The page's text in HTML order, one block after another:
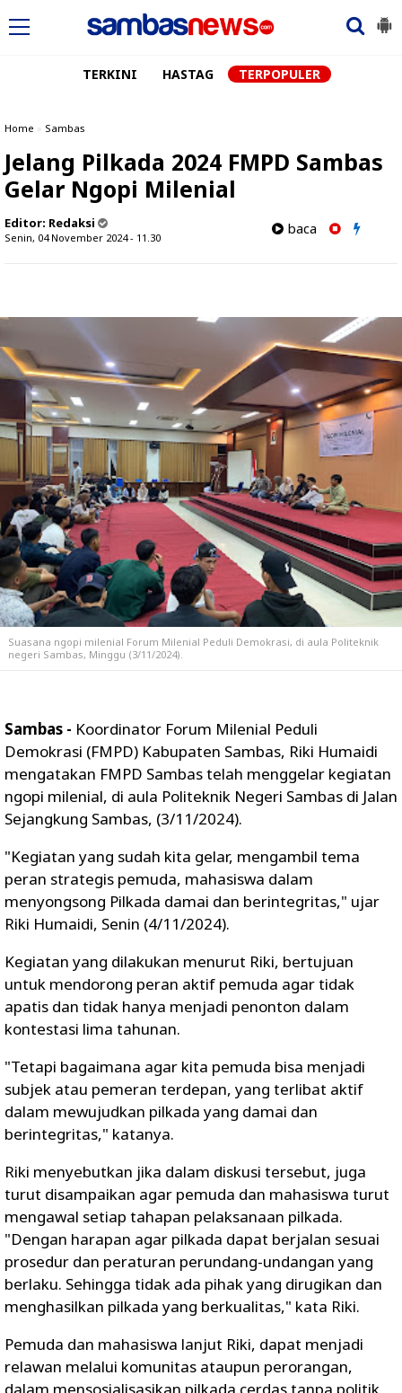
TERKINI HASTAG TERPOPULER
Home » Sambas
Jelang Pilkada 2024 FMPD Sambas
Gelar Ngopi Milenial
Editor: Redaksi
Senin, 04 November 2024 - 11.30
baca
Suasana ngopi milenial Forum Milenial Peduli Demokrasi, di aula Politeknik
negeri Sambas, Minggu (3/11/2024).
Sambas - Koordinator Forum Milenial Peduli
Demokrasi (FMPD) Kabupaten Sambas, Riki Humaidi
mengatakan FMPD Sambas telah menggelar kegiatan
ngopi milenial, di aula Politeknik Negeri Sambas di Jalan
Sejangkung Sambas, (3/11/2024).
"Kegiatan yang sudah kita gelar, mengambil tema
peran strategis pemuda, mahasiswa dalam
menyongsong Pilkada damai dan berintegritas," ujar
Riki Humaidi, Senin (4/11/2024).
Kegiatan yang dilakukan menurut Riki, bertujuan
untuk mendorong peran aktif pemuda agar tidak
apatis dan tidak hanya menjadi penonton dalam
kontestasi lima tahunan.
"Tetapi bagaimana agar kita pemuda bisa menjadi
subjek atau pemeran terdepan, yang terlibat aktif
dalam mewujudkan pilkada yang damai dan
berintegritas," katanya.
Riki menyebutkan jika dalam diskusi tersebut, juga
turut disampaikan agar pemuda dan mahasiswa turut
mengawal setiap tahapan pelaksanaan pilkada.
"Dengan harapan agar pilkada dapat berjalan sesuai
prosedur dan peraturan perundang-undangan yang
berlaku. Sehingga tidak ada pihak yang dirugikan dan
menghasilkan pilkada yang berkualitas," kata Riki.
Pemuda dan mahasiswa lanjut Riki, dapat menjadi
relawan melalui komunitas ataupun perorangan,